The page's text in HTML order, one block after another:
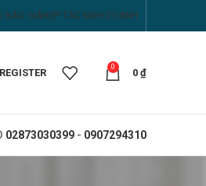
BÁO GIÁHỢP TÁC KINH DOANH
0
0 ₫
02873030399 - 0907294310